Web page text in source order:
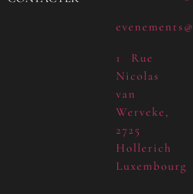
1 Rue
Nicolas
van
Werveke,
2725
Hollerich
Luxembourg